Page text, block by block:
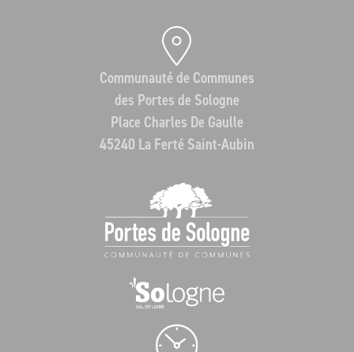
Communauté de Communes
des Portes de Sologne
Place Charles De Gaulle
45240 La Ferté Saint-Aubin